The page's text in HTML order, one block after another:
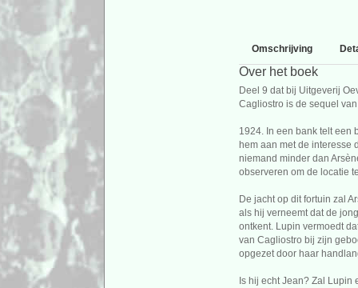
Omschrijving
Over het boek
Deel 9 dat bij Uitgeverij
Cagliostro is de sequel
1924. In een bank telt een
hem aan met de interesse
niemand minder dan
observeren om de locatie
De jacht op dit fortuin zal
als hij verneemt dat de
ontkent. Lupin vermoedt
van Cagliostro bij zijn
opgezet door haar
Is hij echt Jean? Zal